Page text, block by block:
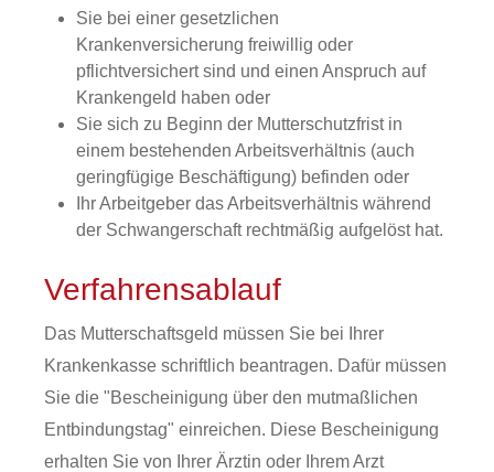
Sie bei einer gesetzlichen
Krankenversicherung freiwillig oder
pflichtversichert sind und einen Anspruch auf
Krankengeld haben oder
Sie sich zu Beginn der Mutterschutzfrist in
einem bestehenden Arbeitsverhältnis (auch
geringfügige Beschäftigung) befinden oder
Ihr Arbeitgeber das Arbeitsverhältnis während
der Schwangerschaft rechtmäßig aufgelöst hat.
Verfahrensablauf
Das Mutterschaftsgeld müssen Sie bei Ihrer
Krankenkasse schriftlich beantragen. Dafür müssen
Sie die "Bescheinigung über den mutmaßlichen
Entbindungstag" einreichen. Diese Bescheinigung
erhalten Sie von Ihrer Ärztin oder Ihrem Arzt